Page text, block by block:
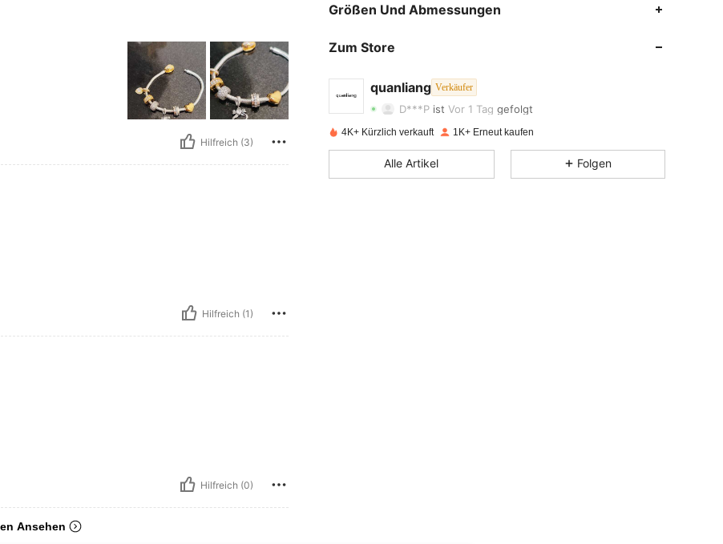
Hilfreich (3)
Hilfreich (1)
Hilfreich (0)
Ansehen
Größen Und Abmessungen
Zum Store
quanliang Verkäufer
4,83 18
4,83
4,83 18
D***P ist Vor 1 Tag gefolgt
4,83
4K+ Kürzlich verkauft 1K+ Erneut kaufen
Alle Artikel Folgen